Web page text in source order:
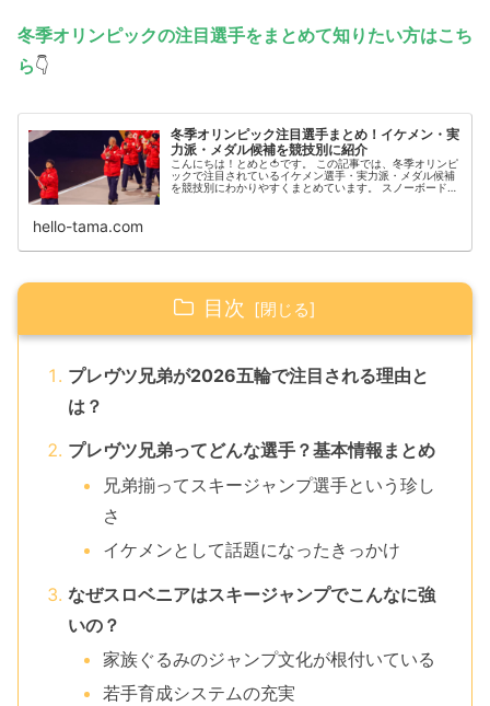
冬季オリンピックの注目選手をまとめて知りたい方はこち
ら👇
冬季オリンピック注目選手まとめ！イケメン・実
力派・メダル候補を競技別に紹介
こんにちは！とめと🍅です。 この記事では、冬季オリンピ
ックで注目されているイケメン選手・実力派・メダル候補
を競技別にわかりやすくまとめています。 スノーボード、
hello-tama.com
目次
プレヴツ兄弟が2026五輪で注目される理由と
は？
プレヴツ兄弟ってどんな選手？基本情報まとめ
兄弟揃ってスキージャンプ選手という珍し
さ
イケメンとして話題になったきっかけ
なぜスロベニアはスキージャンプでこんなに強
いの？
家族ぐるみのジャンプ文化が根付いている
若手育成システムの充実